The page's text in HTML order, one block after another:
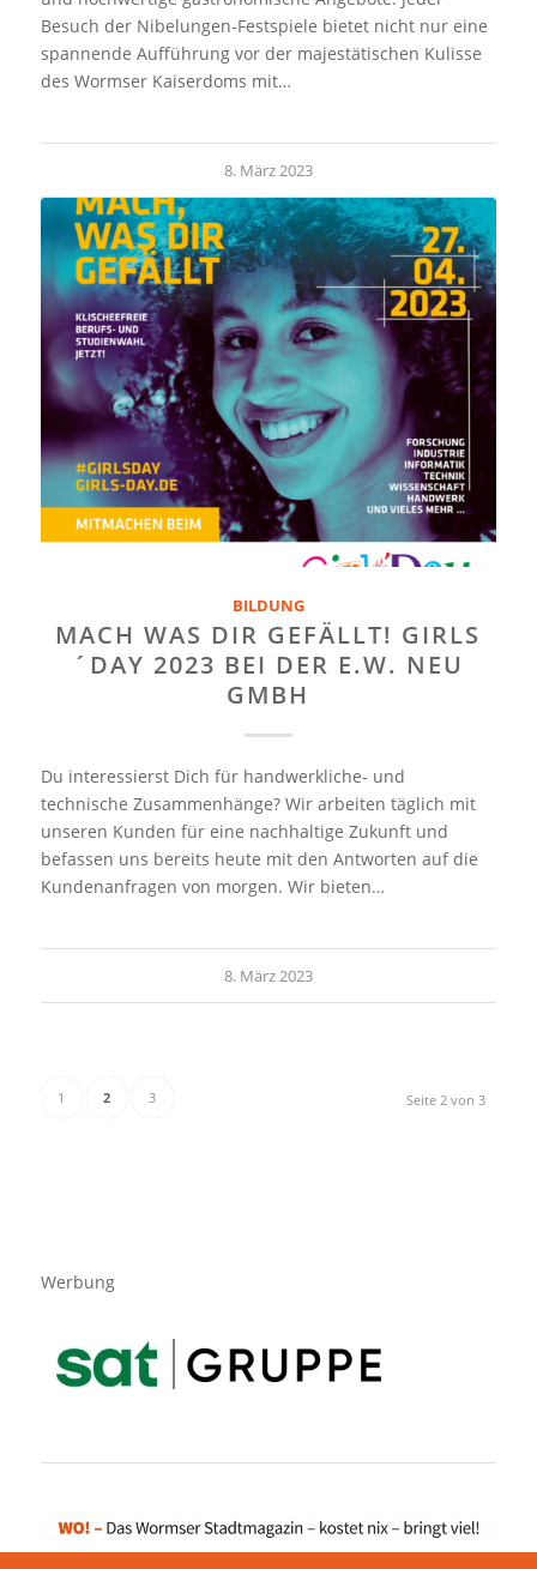
Besuch der Nibelungen-Festspiele bietet nicht nur eine
spannende Aufführung vor der majestätischen Kulisse
des Wormser Kaiserdoms mit…
8. März 2023
BILDUNG
MACH WAS DIR GEFÄLLT! GIRLS
´DAY 2023 BEI DER E.W. NEU
GMBH
Du interessierst Dich für handwerkliche- und
technische Zusammenhänge? Wir arbeiten täglich mit
unseren Kunden für eine nachhaltige Zukunft und
befassen uns bereits heute mit den Antworten auf die
Kundenanfragen von morgen. Wir bieten…
8. März 2023
Seite 2 von 3
1 2 3
Werbung